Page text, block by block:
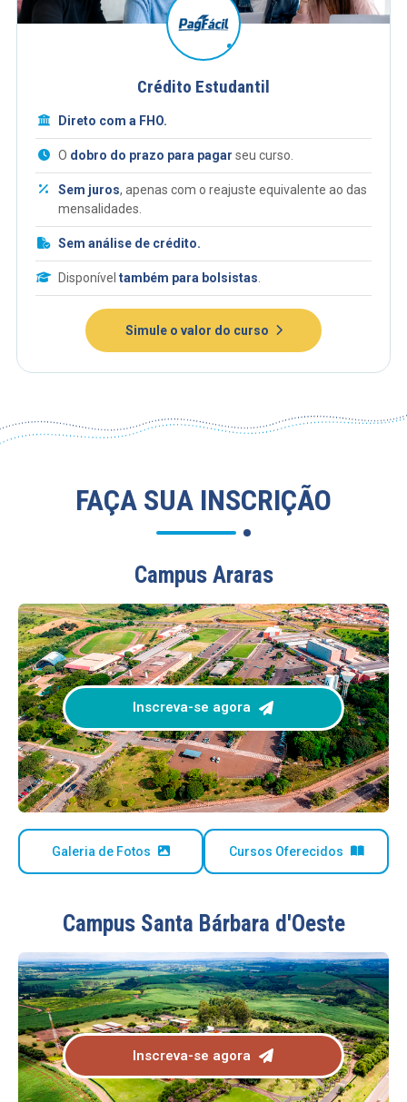
Crédito Estudantil
Direto com a FHO.
O dobro do prazo para pagar seu curso.
Sem juros, apenas com o reajuste equivalente ao das
mensalidades.
Sem análise de crédito.
Disponível também para bolsistas
Simule o valor do curso
FAÇA SUA INSCRIÇÃO
Campus Araras
Inscreva-se agora
Galeria de Fotos Cursos Oferecidos
Campus Santa Bárbara d'Oeste
Inscreva-se agora